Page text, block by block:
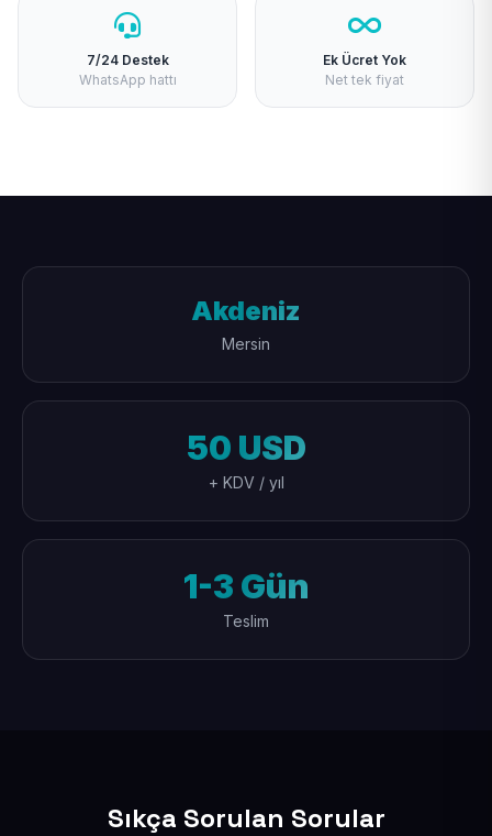
7/24 Destek
WhatsApp hattı
Ek Ücret Yok
Net tek fiyat
Akdeniz
Mersin
50 USD
+ KDV / yıl
1-3 Gün
Teslim
Sıkça Sorulan Sorular